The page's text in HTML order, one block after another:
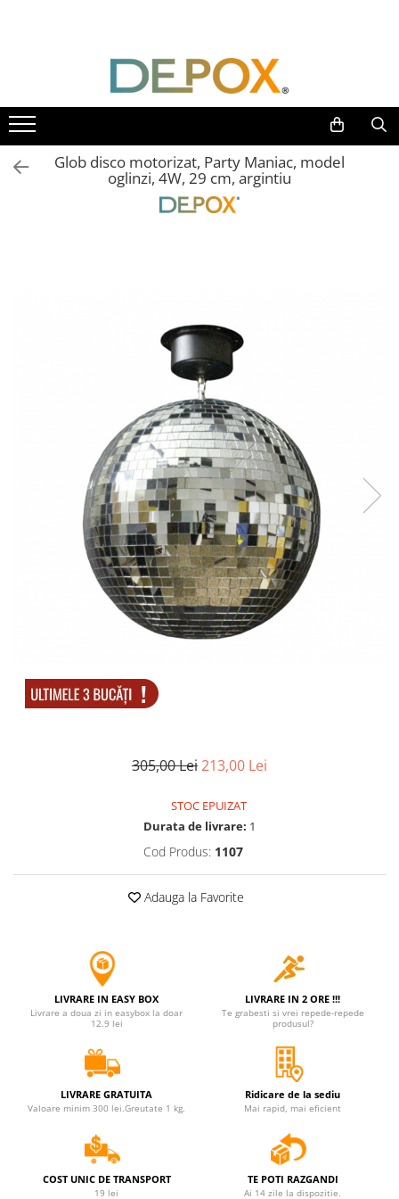
Toate Produsele
SPORT & TIMP LIBER
AUTOAPARARE
Pumnaluri si boxuri
Bastoane telescopice si nunceaguri
Briceaguri fluture & antrenament
Accesorii tactice si sport
Accesori camping & drumetii
Topor camping
Seturi de cutite & accesorii
vanatoare si tactice
BINOCLURI & LUNETE
Prastii profesionale de vanatoare
Rucsacuri si huse
Arme sporturi de precizie
SPORTURI DE ECHIPA
Costume si seturi pentru copii
Plusuri roblox, rainbow friend
Figurine si masinute duble
Costume Halloween copii
Costume spiderman
ACCESORII & DIVERSE
Accesorii decorative
Echipamente petrecere
Jocuri de sah si table
Masti si costume adulti
Produse si dispozitive ajutatoare
Glob disco motorizat, Party Maniac, model
oglinzi, 4W, 29 cm, argintiu
305,00 Lei213,00 Lei
STOC EPUIZAT
Durata de livrare: 1
Cod Produs: 1107
Adauga la Favorite
LIVRARE IN EASY BOX
Livrare a doua zi in easybox la doar
12.9 lei
LIVRARE IN 2 ORE !!!
Te grabesti si vrei repede-repede
produsul?
LIVRARE GRATUITA
Valoare minim 300 lei.Greutate 1 kg.
Ridicare de la sediu
Mai rapid, mai eficient
COST UNIC DE TRANSPORT
19 lei
TE POTI RAZGANDI
Ai 14 zile la dispozitie.